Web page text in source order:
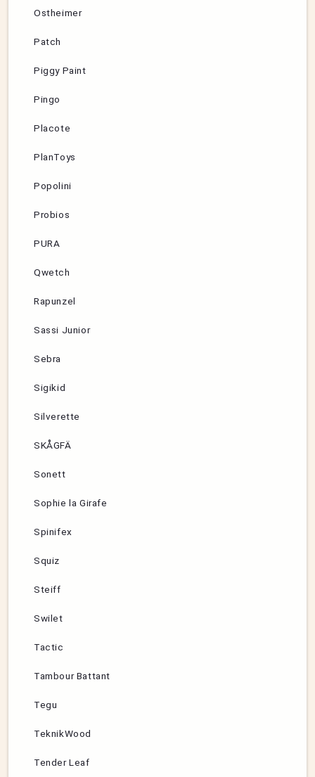
Ostheimer
Patch
Piggy Paint
Pingo
Placote
PlanToys
Popolini
Probios
PURA
Qwetch
Rapunzel
Sassi Junior
Sebra
Sigikid
Silverette
SKÅGFÄ
Sonett
Sophie la Girafe
Spinifex
Squiz
Steiff
Swilet
Tactic
Tambour Battant
Tegu
TeknikWood
Tender Leaf